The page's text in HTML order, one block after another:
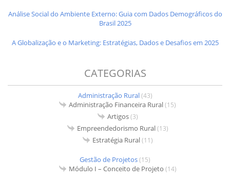
Análise Social do Ambiente Externo: Guia com Dados Demográficos do
Brasil 2025
A Globalização e o Marketing: Estratégias, Dados e Desafios em 2025
CATEGORIAS
Administração Rural(43)
Administração Financeira Rural(15)
Artigos(3)
Empreendedorismo Rural(13)
Estratégia Rural(11)
Gestão de Projetos(15)
Módulo I – Conceito de Projeto (14)